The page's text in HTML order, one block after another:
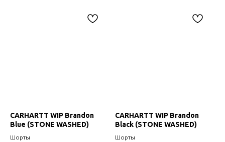
CARHARTT WIP Brandon
Blue (STONE WASHED)
Шорты
CARHARTT WIP Brandon
Black (STONE WASHED)
Шорты